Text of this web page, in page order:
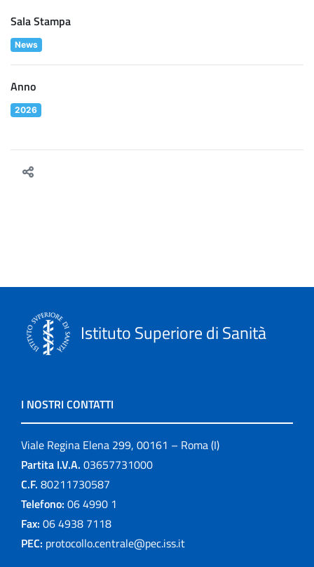
Sala Stampa
News
Anno
2026
Istituto Superiore di Sanità
I NOSTRI CONTATTI
Viale Regina Elena 299, 00161 – Roma (I)
Partita I.V.A. 03657731000
C.F. 80211730587
Telefono: 06 4990 1
Fax: 06 4938 7118
PEC: protocollo.centrale@pec.iss.it